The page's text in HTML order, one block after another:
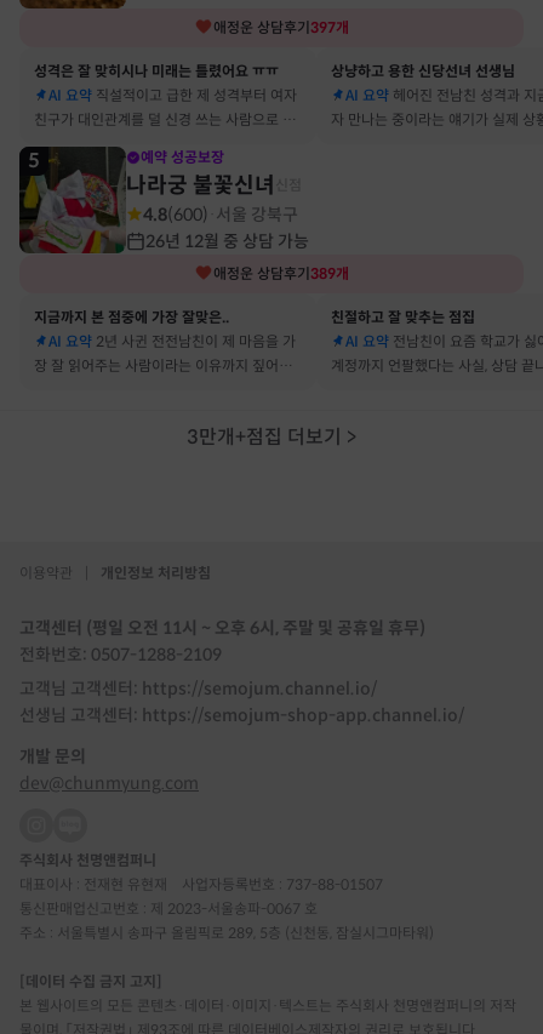
애정운 상담후기 397개
성격은 잘 맞히시나 미래는 틀렸어요 ㅠㅠ
AI 요약 직설적이고 급한 제 성격부터 여자
친구가 대인관계를 덜 신경 쓰는 사람으로 바
뀔 거란 말까지 그대로 현실이 됐어요
상냥하고 용한 신당선녀 선생님
AI 요약 헤어진 전남친 성격과 지
자 만나는 중이라는 얘기가 실제 상
5 예약 성공보장
나라궁 불꽃신녀
4.8(600) 서울 강북구
26년 12월 중 상담 가능
애정운 상담후기 389개
지금까지 본 점중에 가장 잘맞은..
AI 요약 2년 사귄 전전남친이 제 마음을 가
장 잘 읽어주는 사람이라는 이유까지 짚어줘
친절하고 잘 맞추는 점집
AI 요약 전남친이 요즘 학교가 싫
계정까지 언팔했다는 사실, 상담 끝
3만개+점집 더보기 >
이용약관 개인정보 처리방침
고객센터 (평일 오전 11시 ~ 오후 6시, 주말 및 공휴일 휴무)
전화번호: 0507-1288-2109
고객님 고객센터: https://semojum.channel.io/
선생님 고객센터: https://semojum-shop-app.channel.io/
개발 문의
dev@chunmyung.com
주식회사 천명앤컴퍼니
대표이사 : 전재현 유현재 사업자등록번호 : 737-88-01507
통신판매업신고번호 : 제 2023-서울송파-0067 호
주소 : 서울특별시 송파구 올림픽로 289, 5층 (신천동, 잠실시그마타워)
[데이터 수집 금지 고지]
본 웹사이트의 모든 콘텐츠·데이터·이미지·텍스트는 주식회사 천명앤컴퍼니의 저작
물이며, 「저작권법」 제93조에 따른 데이터베이스제작자의 권리로 보호됩니다.